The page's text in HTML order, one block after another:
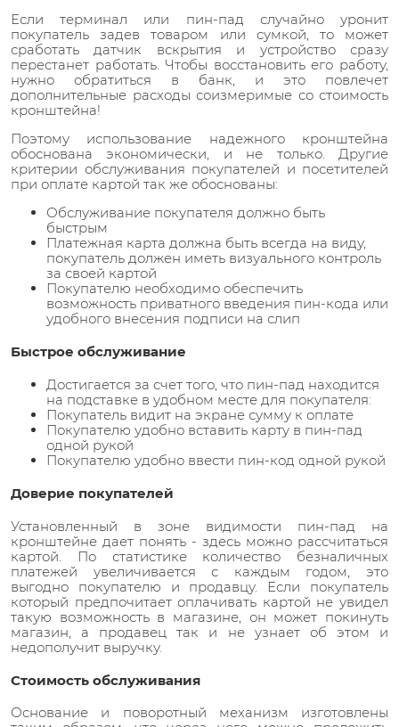
Если терминал или пин-пад случайно уронит
покупатель задев товаром или сумкой, то может
сработать датчик вскрытия и устройство сразу
перестанет работать. Чтобы восстановить его работу,
нужно обратиться в банк, и это повлечет
дополнительные расходы соизмеримые со стоимость
кронштейна!
Поэтому использование надежного кронштейна
обоснована экономически, и не только. Другие
критерии обслуживания покупателей и посетителей
при оплате картой так же обоснованы:
Обслуживание покупателя должно быть
быстрым
Платежная карта должна быть всегда на виду,
покупатель должен иметь визуального контроль
за своей картой
Покупателю необходимо обеспечить
возможность приватного введения пин-кода или
удобного внесения подписи на слип
Быстрое обслуживание
Достигается за счет того, что пин-пад находится
на подставке в удобном месте для покупателя:
Покупатель видит на экране сумму к оплате
Покупателю удобно вставить карту в пин-пад
одной рукой
Покупателю удобно ввести пин-код одной рукой
Доверие покупателей
Установленный в зоне видимости пин-пад на
кронштейне дает понять - здесь можно рассчитаться
картой. По статистике количество безналичных
платежей увеличивается с каждым годом, это
выгодно покупателю и продавцу. Если покупатель
который предпочитает оплачивать картой не увидел
такую возможность в магазине, он может покинуть
магазин, а продавец так и не узнает об этом и
недополучит выручку.
Стоимость обслуживания
Основание и поворотный механизм изготовлены